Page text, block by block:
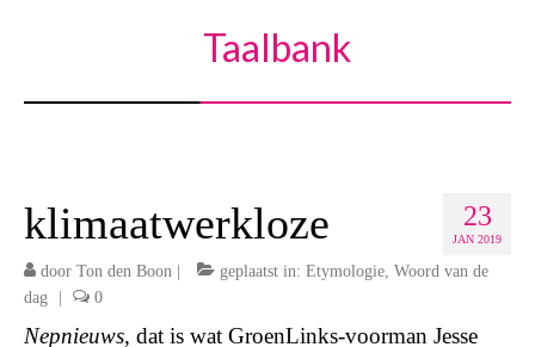
Taalbank
23
JAN 2019
klimaatwerkloze
door Ton den Boon geplaatst in: Etymologie, Woord van de
dag
0
Nepnieuws, dat is wat GroenLinks-voorman Jesse